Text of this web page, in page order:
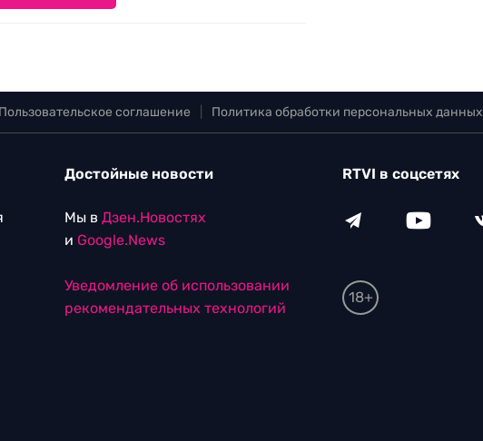
Пользовательское соглашение Политика обработки персональных данных
Достойные новости
Мы в Дзен.Новостях
и Google.News
Уведомление об использовании
рекомендательных технологий
RTVI в соцсетях
18+